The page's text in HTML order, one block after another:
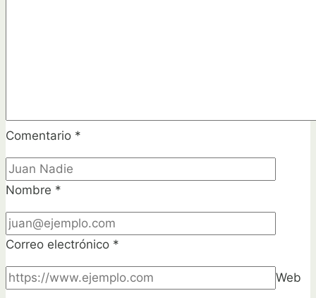
Comentario *
Nombre *
Correo electrónico *
Web